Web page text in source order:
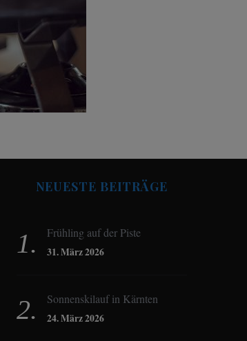
NEUESTE BEITRÄGE
Frühling auf der Piste
31. März 2026
Sonnenskilauf in Kärnten
24. März 2026